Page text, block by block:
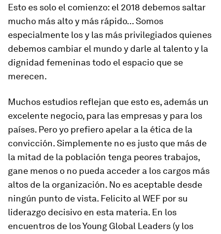
Esto es solo el comienzo: el 2018 debemos saltar
mucho más alto y más rápido... Somos
especialmente los y las más privilegiados quienes
debemos cambiar el mundo y darle al talento y la
dignidad femeninas todo el espacio que se
merecen.
Muchos estudios reflejan que esto es, además un
excelente negocio, para las empresas y para los
países. Pero yo prefiero apelar a la ética de la
convicción. Simplemente no es justo que más de
la mitad de la población tenga peores trabajos,
gane menos o no pueda acceder a los cargos más
altos de la organización. No es aceptable desde
ningún punto de vista. Felicito al WEF por su
liderazgo decisivo en esta materia. En los
encuentros de los Young Global Leaders (y los